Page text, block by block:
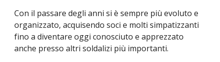
Con il passare degli anni si è sempre più evoluto e
organizzato, acquisendo soci e molti simpatizzanti
fino a diventare oggi conosciuto e apprezzato
anche presso altri soldalizi più importanti.